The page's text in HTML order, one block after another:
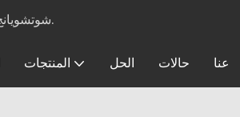
شوتشويانج الرائدة في مجال النقل المستمر في مجال مجفف الحزام للمنتج الزراعي منذ عام 1972.
المنتجات الحل حالات عنا